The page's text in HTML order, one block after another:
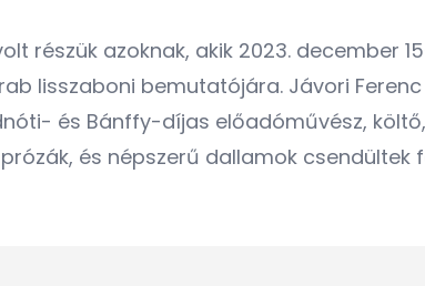
részük azoknak, akik 2023. december
lisszaboni bemutatójára. Jávori
és Bánffy-díjas előadóművész,
és népszerű dallamok csendültek